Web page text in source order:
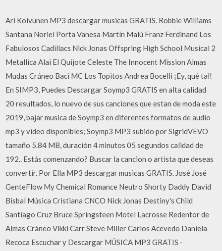
Ari Koivunen MP3 descargar musicas GRATIS. Robbie Williams
Santana Noriel Porta Vanesa Martín Malú Franz Ferdinand Los
Fabulosos Cadillacs Nick Jonas Offspring High School Musical 2
Metallica Alai El Quijote Celeste The Innocent Mission Almas
Mudas Cráneo Baci MC Los Topitos Andrea Bocelli ¡Ey, qué tal!
En SIMP3, Puedes Descargar Soymp3 GRATIS en alta calidad
20 resultados, lo nuevo de sus canciones que estan de moda este
2019, bajar musica de Soymp3 en diferentes formatos de audio
mp3 y video disponibles; Soymp3 MP3 subido por SigridVEVO
tamaño 5.84 MB, duración 4 minutos 05 segundos calidad de
192.. Estás comenzando? Buscar la cancion o artista que deseas
convertir. Por Ella MP3 descargar musicas GRATIS. José José
GenteFlow My Chemical Romance Neutro Shorty Daddy David
Bisbal Música Cristiana CNCO Nick Jonas Destiny's Child
Santiago Cruz Bruce Springsteen Motel Lacrosse Redentor de
Almas Cráneo Vikki Carr Steve Miller Carlos Acevedo Daniela
Recoca Escuchar y Descargar MÚSICA MP3 GRATIS -